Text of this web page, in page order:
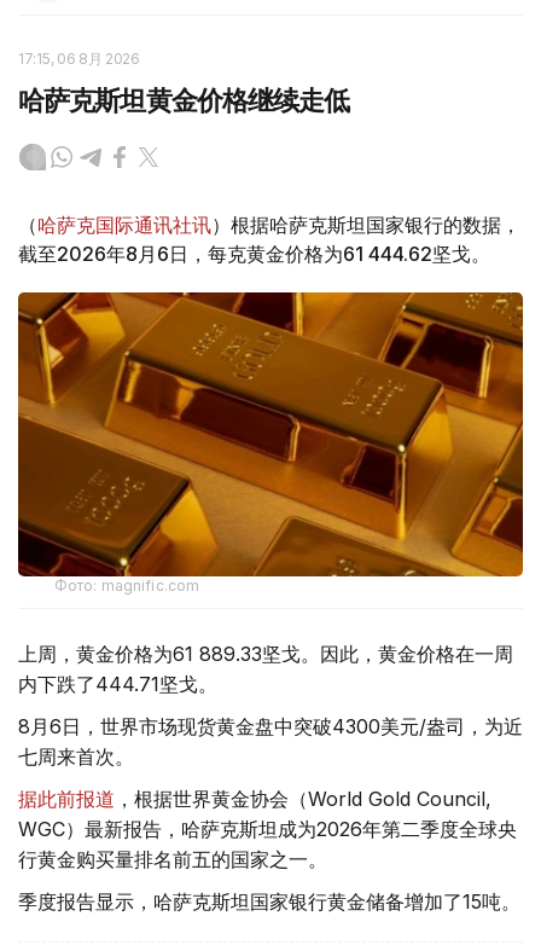
17:15, 06 8月 2026
哈萨克斯坦黄金价格继续走低
（哈萨克国际通讯社讯）根据哈萨克斯坦国家银行的数据，
截至2026年8月6日，每克黄金价格为61 444.62坚戈。
Фото: magnific.com
上周，黄金价格为61 889.33坚戈。因此，黄金价格在一周
内下跌了444.71坚戈。
8月6日，世界市场现货黄金盘中突破4300美元/盎司，为近
七周来首次。
据此前报道 ，根据世界黄金协会（World Gold Council,
WGC）最新报告，哈萨克斯坦成为2026年第二季度全球央
行黄金购买量排名前五的国家之一。
季度报告显示，哈萨克斯坦国家银行黄金储备增加了15吨。